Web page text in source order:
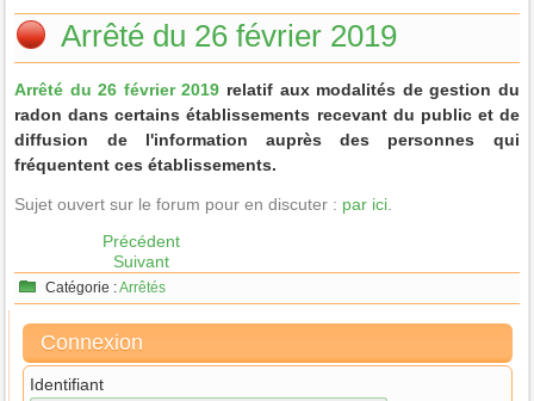
Arrêté du 26 février 2019
Arrêté du 26 février 2019 relatif aux modalités de gestion du
radon dans certains établissements recevant du public et de
diffusion de l'information auprès des personnes qui
fréquentent ces établissements.
Sujet ouvert sur le forum pour en discuter : par ici.
Précédent
Suivant
Catégorie :Arrêtés
Connexion
Identifiant